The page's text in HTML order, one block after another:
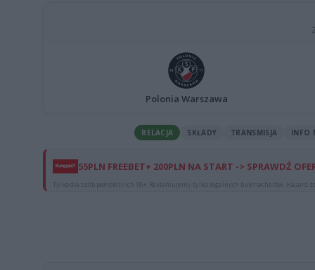
Polonia Warszawa
RELACJA SKŁADY TRANSMISJA INFO
55PLN FREEBET+ 200PLN NA START -> SPRAWDŹ
Tylko dla osób pełnoletnich 18+. Reklamujemy tylko legalnych bukmacherów. Hazard